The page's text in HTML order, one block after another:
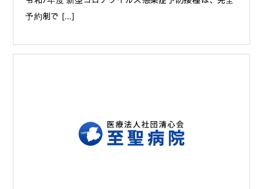
予約制で […]